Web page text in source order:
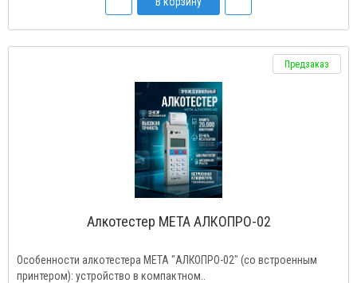
Предзаказ
Алкотестер МЕТА АЛКОПРО-02
Особенности алкотестера МЕТА "АЛКОПРО-02" (со встроенным
принтером): устройство в компактном..